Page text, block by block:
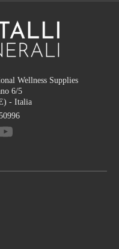
Wellness Supplies
6/5
- Italia